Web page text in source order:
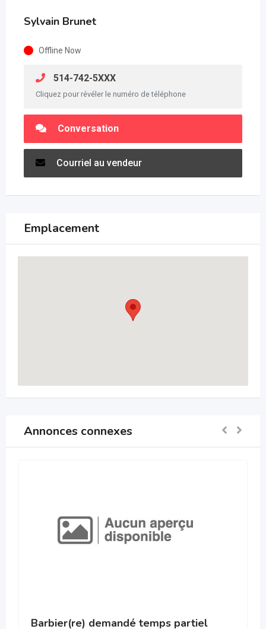
Sylvain Brunet
Offline Now
514-742-5XXX
Cliquez pour révéler le numéro de téléphone
Conversation
Courriel au vendeur
Emplacement
Annonces connexes
Barbier(re) demandé temps partiel